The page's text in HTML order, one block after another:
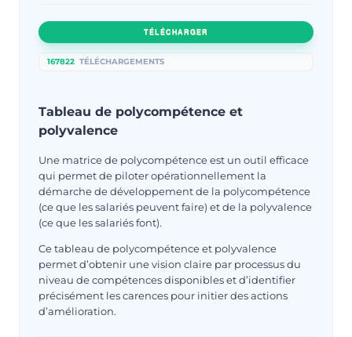
TÉLÉCHARGER
167822 TÉLÉCHARGEMENTS
Tableau de polycompétence et
polyvalence
Une matrice de polycompétence est un outil efficace
qui permet de piloter opérationnellement la
démarche de développement de la polycompétence
(ce que les salariés peuvent faire) et de la polyvalence
(ce que les salariés font).
Ce tableau de polycompétence et polyvalence
permet d’obtenir une vision claire par processus du
niveau de compétences disponibles et d’identifier
précisément les carences pour initier des actions
d’amélioration.